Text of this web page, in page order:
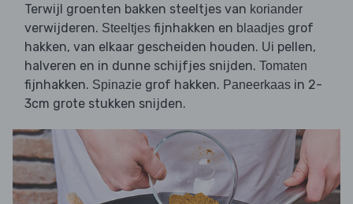
Terwijl groenten bakken steeltjes van koriander
verwijderen. Steeltjes fijnhakken en blaadjes grof
hakken, van elkaar gescheiden houden. Ui pellen,
halveren en in dunne schijfjes snijden. Tomaten
fijnhakken. Spinazie grof hakken. Paneerkaas in 2-
3cm grote stukken snijden.